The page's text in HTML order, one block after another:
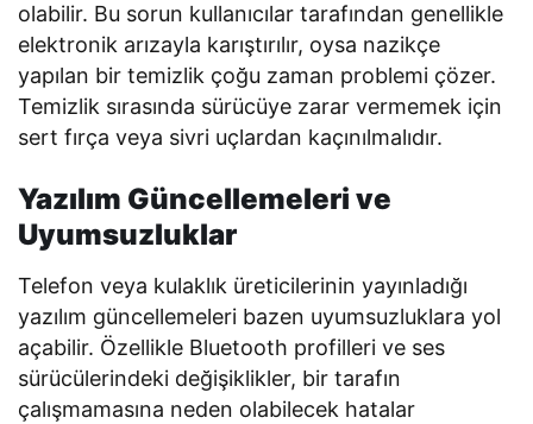
olabilir. Bu sorun kullanıcılar tarafından genellikle
elektronik arızayla karıştırılır, oysa nazikçe
yapılan bir temizlik çoğu zaman problemi çözer.
Temizlik sırasında sürücüye zarar vermemek için
sert fırça veya sivri uçlardan kaçınılmalıdır.
Yazılım Güncellemeleri ve
Uyumsuzluklar
Telefon veya kulaklık üreticilerinin yayınladığı
yazılım güncellemeleri bazen uyumsuzluklara yol
açabilir. Özellikle Bluetooth profilleri ve ses
sürücülerindeki değişiklikler, bir tarafın
çalışmamasına neden olabilecek hatalar